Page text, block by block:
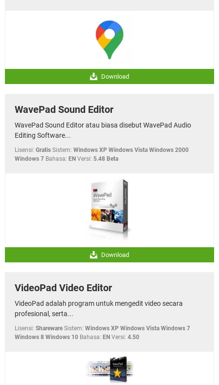
Download
WavePad Sound Editor
WavePad Sound Editor atau biasa disebut WavePad Audio
Editing Software...
Lisensi: Gratis Sistem: Windows XP Windows Vista Windows 2000
Windows 7 Bahasa: EN Versi: 5.48 Beta
Download
VideoPad Video Editor
VideoPad adalah program untuk mengedit video secara
profesional, serta...
Lisensi: Shareware Sistem: Windows XP Windows Vista Windows 7
Windows 8 Windows 10 Bahasa: EN Versi: 4.50